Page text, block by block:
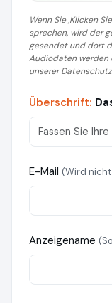
Wenn Sie ‚Klicken
sprechen, wird der
gesendet und dort
Audiodaten werden
unserer
Überschrift:
E-Mail (Wird
Anzeigename